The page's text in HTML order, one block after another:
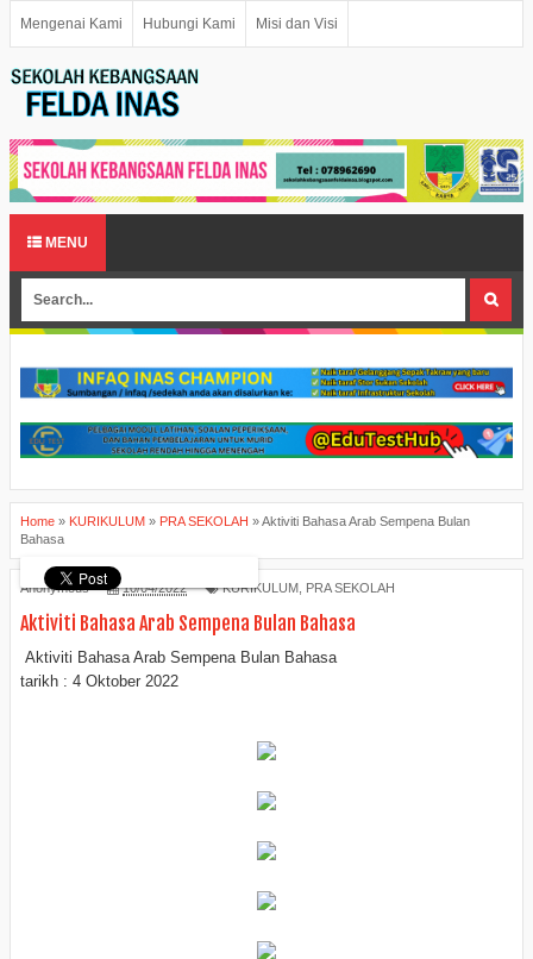
Mengenai Kami Hubungi Kami Misi dan Visi
MENU
Home » KURIKULUM » PRA SEKOLAH »Aktiviti Bahasa Arab Sempena Bulan
Bahasa
Anonymous 10/04/2022 KURIKULUM PRA SEKOLAH
Aktiviti Bahasa Arab Sempena Bulan Bahasa
Aktiviti Bahasa Arab Sempena Bulan Bahasa
tarikh : 4 Oktober 2022